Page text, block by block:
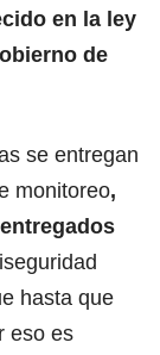
en la ley
de
se entregan
monitoreo,
hasta que
eso es